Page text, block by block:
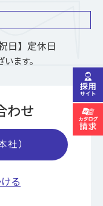
日】定休日
ます。
わせ
）
る